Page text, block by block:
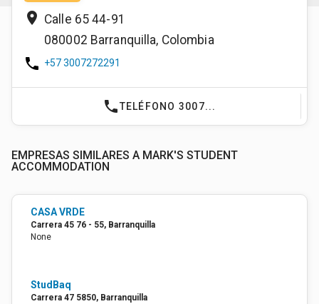
place Calle 65 44-91
080002 Barranquilla, Colombia
phone +57 3007272291
phoneTELÉFONO 3007...
EMPRESAS SIMILARES A MARK'S STUDENT
ACCOMMODATION
CASA VRDE
Carrera 45 76 - 55, Barranquilla
None
StudBaq
Carrera 47 5850, Barranquilla